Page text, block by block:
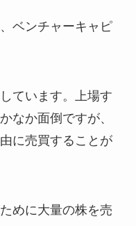
ベンチャーキャピ
ています。上場す
なか面倒ですが、
に売買することが
めに大量の株を売